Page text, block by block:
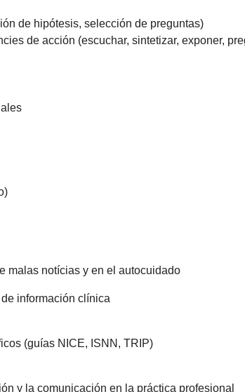
de hipótesis, selección de preguntas)
de acción (escuchar, sintetizar, exponer,
malas notícias y en el autocuidado
información clínica
(guías NICE, ISNN, TRIP)
y la comunicación en la práctica profesional